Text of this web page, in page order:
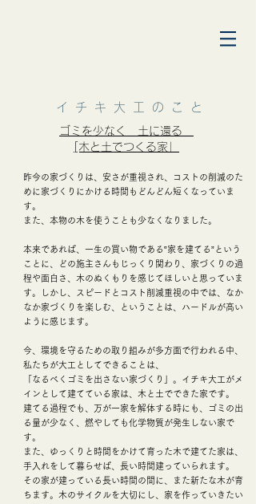
イ チ キ 大 工 の こ と
ゴミを少なく 土に還る
[木と土でつくる家」
昨今の家づくりは、安さが重視され、コストの削減のた
めに家づくりにかける時間もどんどん短くなっていま
す。
また、本物の木を使うことも少なくなりました。
​本来であれば、一生の買い物である‟家を建てる”という
ことに、どの施主さんもじっくり関わり、家づくりの過
程や面白さ、木のぬくもりを感じてほしいと思っていま
す。しかし、スピードとコスト削減重視の中では、なか
なか家づくりを楽しむ、ということは、ハードルが高い
ように感じます。
今、環境を守るための取り組みが多方面で行われる中、
私たちが大工としてできることは、
「なるべくゴミを出さない家づくり」。イチキ大工がメ
インとして建てている家は、木と土でできた家です。
建てる過程でも、万が一家を解体する時にも、ゴミの出
る量が少なく、燃やしても化学物質が発生しない家で
す。
また、ゆっくりと時間をかけて育った木で建てた家は、
手入れをして暮らせば、長い時間建っていられます。
その家が建っている長い時間の間に、また新たな木が育
ちます。木のサイクルを大切にし、家を作っていきたい